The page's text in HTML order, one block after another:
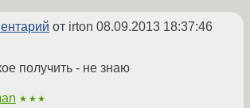
от irton 08.09.2013 18:37:46
получить - не знаю
★★★